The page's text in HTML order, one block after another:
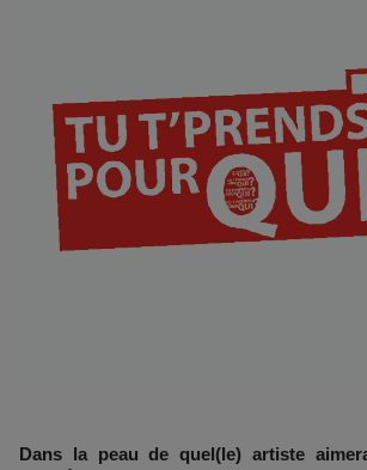
Dans la peau de quel(le) artiste